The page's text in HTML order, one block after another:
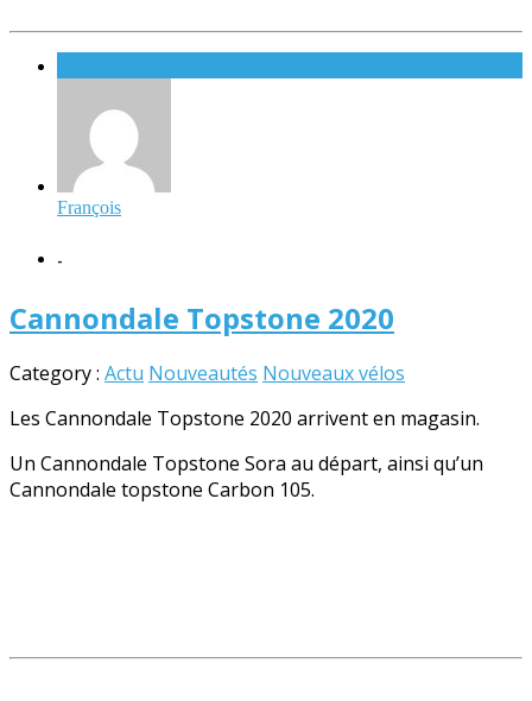
François
-
Cannondale Topstone 2020
Category : Actu Nouveautés Nouveaux vélos
Les Cannondale Topstone 2020 arrivent en magasin.
Un Cannondale Topstone Sora au départ, ainsi qu’un
Cannondale topstone Carbon 105.